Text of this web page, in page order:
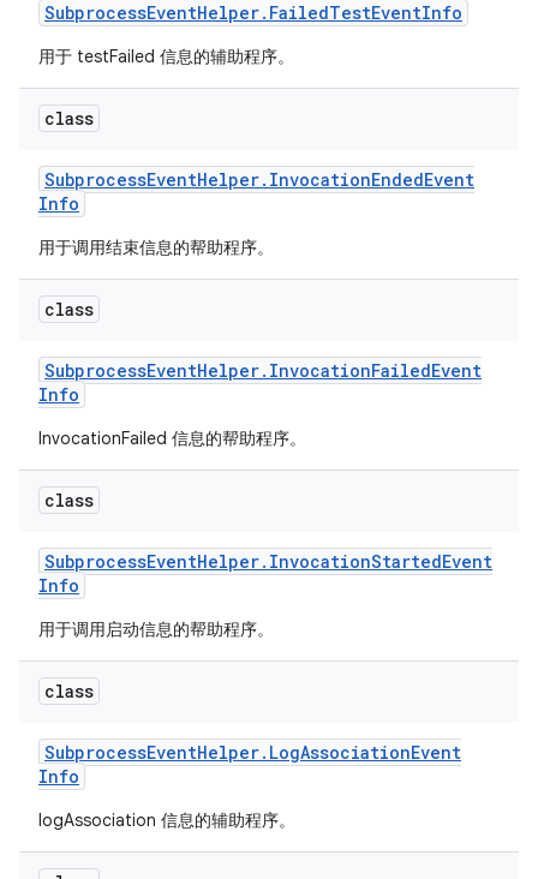
SubprocessEventHelper. FailedTestEventInfo
用于 testFailed 信息的辅助程序。
class
SubprocessEventHelper. InvocationEndedEvent
Info
用于调用结束信息的帮助程序。
class
SubprocessEventHelper. InvocationFailedEvent
Info
InvocationFailed 信息的帮助程序。
class
SubprocessEventHelper. InvocationStartedEvent
Info
用于调用启动信息的帮助程序。
class
SubprocessEventHelper. LogAssociationEvent
Info
logAssociation 信息的辅助程序。